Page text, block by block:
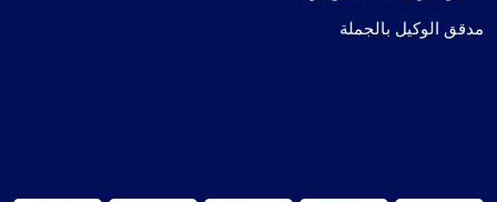
مدقق الوكيل بالجملة